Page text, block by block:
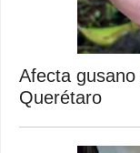
Afecta
Querétaro